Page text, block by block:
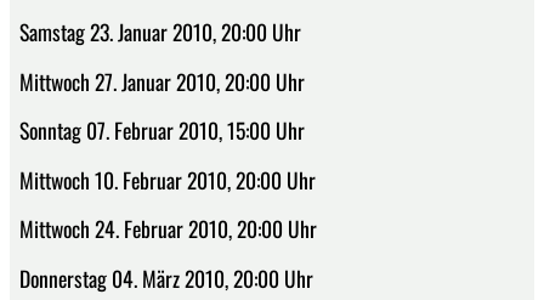
Samstag 23. Januar 2010, 20:00 Uhr
Mittwoch 27. Januar 2010, 20:00 Uhr
Sonntag 07. Februar 2010, 15:00 Uhr
Mittwoch 10. Februar 2010, 20:00 Uhr
Mittwoch 24. Februar 2010, 20:00 Uhr
Donnerstag 04. März 2010, 20:00 Uhr